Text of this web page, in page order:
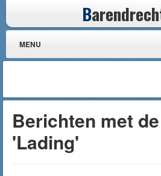
B
MENU
Berichten met
'Lading'